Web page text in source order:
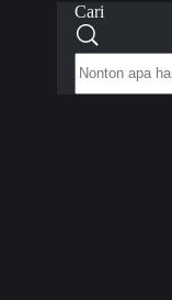
Cari